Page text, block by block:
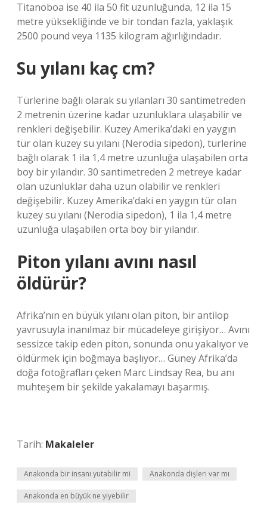
Titanoboa ise 40 ila 50 fit uzunluğunda, 12 ila 15
metre yüksekliğinde ve bir tondan fazla, yaklaşık
2500 pound veya 1135 kilogram ağırlığındadır.
Su yılanı kaç cm?
Türlerine bağlı olarak su yılanları 30 santimetreden
2 metrenin üzerine kadar uzunluklara ulaşabilir ve
renkleri değişebilir. Kuzey Amerika’daki en yaygın
tür olan kuzey su yılanı (Nerodia sipedon), türlerine
bağlı olarak 1 ila 1,4 metre uzunluğa ulaşabilen orta
boy bir yılandır. 30 santimetreden 2 metreye kadar
olan uzunluklar daha uzun olabilir ve renkleri
değişebilir. Kuzey Amerika’daki en yaygın tür olan
kuzey su yılanı (Nerodia sipedon), 1 ila 1,4 metre
uzunluğa ulaşabilen orta boy bir yılandır.
Piton yılanı avını nasıl
öldürür?
Afrika’nın en büyük yılanı olan piton, bir antilop
yavrusuyla inanılmaz bir mücadeleye girişiyor… Avını
sessizce takip eden piton, sonunda onu yakalıyor ve
öldürmek için boğmaya başlıyor… Güney Afrika’da
doğa fotoğrafları çeken Marc Lindsay Rea, bu anı
muhteşem bir şekilde yakalamayı başarmış.
Tarih: Makaleler
Anakonda bir insanı yutabilir mi Anakonda dişleri var mı
Anakonda en büyük ne yiyebilir